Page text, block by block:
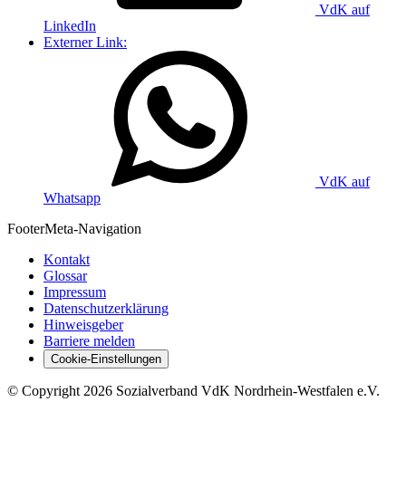
VdK auf
LinkedIn
Externer Link:
VdK auf
Whatsapp
FooterMeta-Navigation
Kontakt
Glossar
Impressum
Datenschutzerklärung
Hinweisgeber
Barriere melden
Cookie-Einstellungen
© Copyright 2026 Sozialverband VdK Nordrhein-Westfalen e.V.